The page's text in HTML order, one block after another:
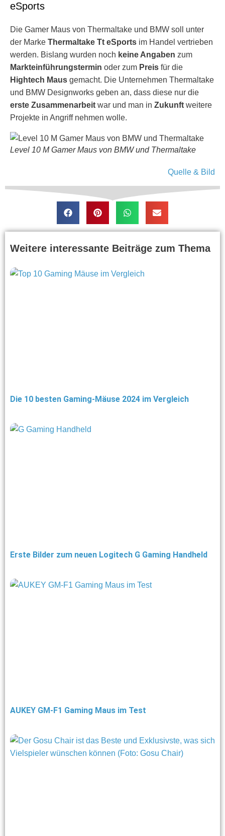
eSports
Die Gamer Maus von Thermaltake und BMW soll unter
der Marke Thermaltake Tt eSports im Handel vertrieben
werden. Bislang wurden noch keine Angaben zum
Markteinführungstermin oder zum Preis für die
Hightech Maus gemacht. Die Unternehmen Thermaltake
und BMW Designworks geben an, dass diese nur die
erste Zusammenarbeit war und man in Zukunft weitere
Projekte in Angriff nehmen wolle.
Level 10 M Gamer Maus von BMW und Thermaltake
Quelle & Bild
Weitere interessante Beiträge zum Thema
Die 10 besten Gaming-Mäuse 2024 im Vergleich
Erste Bilder zum neuen Logitech G Gaming Handheld
AUKEY GM-F1 Gaming Maus im Test